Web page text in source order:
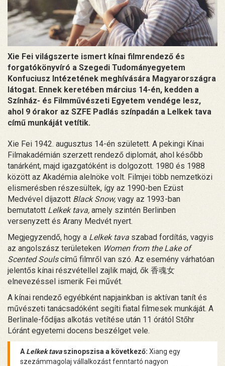
Xie Fei világszerte ismert kínai filmrendező és
forgatókönyvíró a Szegedi Tudományegyetem
Konfuciusz Intézetének meghívására Magyarországra
látogat. Ennek keretében március 14-én, kedden a
Színház- és Filmművészeti Egyetem vendége lesz,
ahol 9 órakor az SZFE Padlás színpadán a Lelkek tava
című munkáját vetítik.
Xie Fei 1942. augusztus 14-én született. A pekingi Kínai
Filmakadémián szerzett rendező diplomát, ahol később
tanárként, majd igazgatóként is dolgozott. 1980 és 1988
között az Akadémia alelnöke volt. Filmjei több nemzetközi
elismerésben részesültek, így az 1990-ben Ezüst
Medvével díjazott Black Snow, vagy az 1993-ban
bemutatott Lelkek tava, amely szintén Berlinben
versenyzett és Arany Medvét nyert.
Megjegyzendő, hogy a Lelkek tava szabad fordítás, vagyis
az angolszász területeken Women from the Lake of
Scented Soulscímű filmről van szó. Az esemény várhatóan
jelentős kínai részvétellel zajlik majd, ők 香魂女
elnevezéssel ismerik Fei művét.
A kínai rendező egyébként napjainkban is aktívan tanít és
művészeti tanácsadóként segíti fiatal filmesek munkáját. A
Berlinale-fődíjas alkotás vetítése után 11 órától Stőhr
Lóránt egyetemi docens beszélget vele.
A Lelkek tavaszinopszisa a következő: Xiang egy
szezámmagolaj vállalkozást fenntartó nagyon